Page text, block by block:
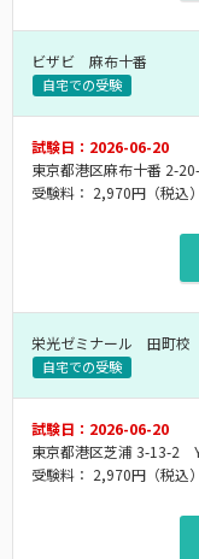
ビザビ 麻布十番
自宅での受験
試験日：2026-06-20
東京都港区麻布十番 2-
受験料： 2,970円 （税込）
栄光ゼミナール 田町校
自宅での受験
試験日：2026-06-20
東京都港区芝浦 3-13-2
受験料： 2,970円 （税込）